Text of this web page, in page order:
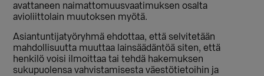
avattaneen naimattomuusvaatimuksen osalta
avioliittolain muutoksen myötä.
Asiantuntijatyöryhmä ehdottaa, että selvitetään
mahdollisuutta muuttaa lainsäädäntöä siten, että
henkilö voisi ilmoittaa tai tehdä hakemuksen
sukupuolensa vahvistamisesta väestötietoihin ja